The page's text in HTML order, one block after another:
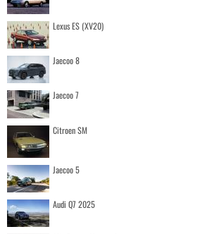
Lexus ES (XV20)
Jaecoo 8
Jaecoo 7
Citroen SM
Jaecoo 5
Audi Q7 2025